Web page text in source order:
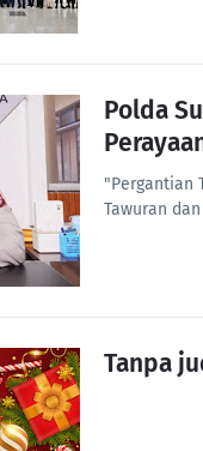
Polda
"Pergantian
Tawuran
Tanpa